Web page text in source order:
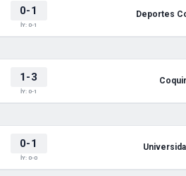
0-1
İY: 0-1
Deportes
1-3
İY: 0-1
0-1
İY: 0-0